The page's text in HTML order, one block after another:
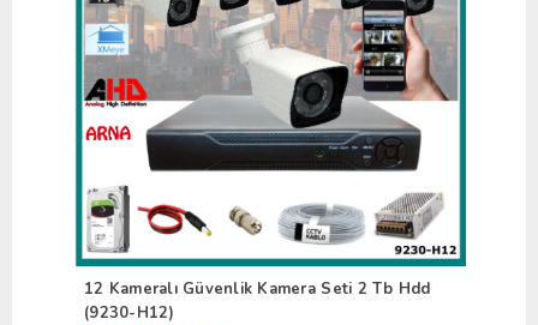
12 Kameralı Güvenlik Kamera Seti 2 Tb Hdd
(9230-H12)